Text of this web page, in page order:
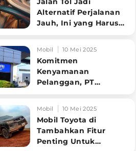
Alternatif Perjalanan
Jauh, Ini yang Harus
Pengendara
Mobil 10 Mei 2025
Komitmen
Kenyamanan
Pelanggan, PT
Indonesia Perbaharui
Software mobil
Mobil 10 Mei 2025
Mobil Toyota di
Tambahkan Fitur
Penting Untuk